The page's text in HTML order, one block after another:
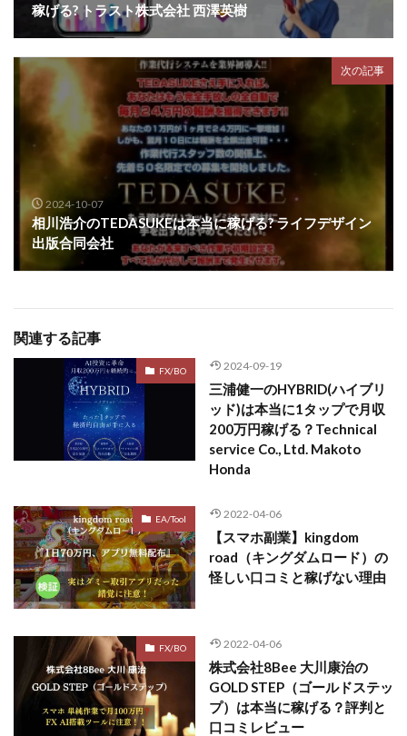
稼げる? トラスト株式会社 西澤英樹
次の記事
2024-10-07
相川浩介のTEDASUKEは本当に稼げる? ライフデザイン
出版合同会社
関連する記事
FX/BO 2024-09-19
三浦健一のHYBRID(ハイブリ
ッド)は本当に1タップで月収
200万円稼げる？Technical
service Co., Ltd. Makoto
Honda
EA/Tool 2022-04-06
【スマホ副業】kingdom
road（キングダムロード）の
怪しい口コミと稼げない理由
FX/BO 2022-04-06
株式会社8Bee 大川康治の
GOLD STEP（ゴールドステッ
プ）は本当に稼げる？評判と
口コミレビュー
サポーターズファミリー(supporter's family)
サルでも出来る!最新のお金の稼ぎ方
ジーニアスブラックボックス
スーパースマイル(SUPER SMILE)
スキマ時間で稼ぐ Job Lob
スキマ時間の有効活用
スクエア株式会社
スター・プラチナ
スマホのビジネス
スマート資産形成(LDF)
スマキャン(SMACAN)
スマナビ.com
スマホ1台でどこでも副収入
スマホアベンジャー
スマホタップだけで
スマホでらくらく副収入アプリ
スマホで稼げる?【裏ワザ副業】
スマホのおしごと
トレーダーKaibe
わずか1日で5万円以上稼ぐ利用者が続出
マネパン KOJI
みきお校長
ミユ
ミラクル(MIRACLE)
ミリオネア5
ミリオネアチャレンジ
ミリオンラボ(million labo)
みんなのハッピーワーク
マネーキューピット
ライフアップ(LIFE UP)
ライブアドバイザーカレッジ
ライフデザイン出版合同会社
らくらくできるスマホ副業
リッチ ギャザリング
リッチ ルーラー
リライアンス(Reliance)
ワークスフランチャイジーオフィス
ワークホップ(Work Hop)
ワールドリユースシステム
マネーの湖
マックス岩井
なし
フェールNaviシステム
ニューイヤーパラダイス